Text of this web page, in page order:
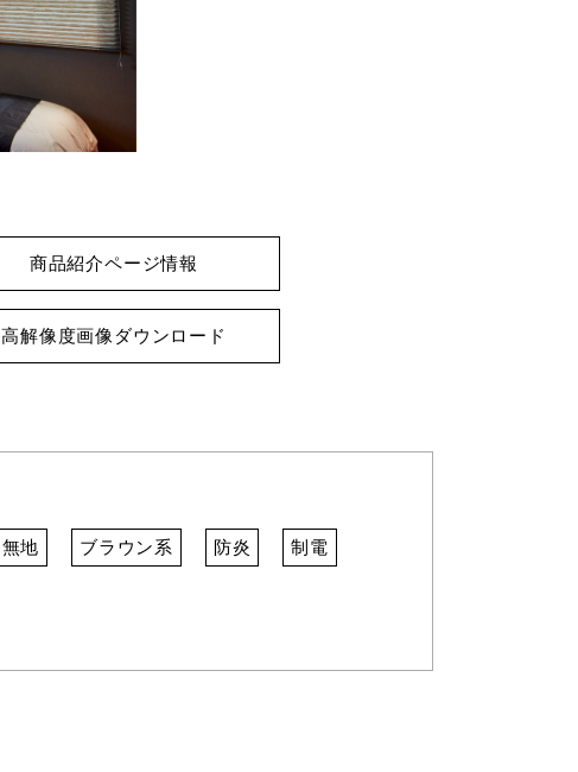
商品紹介ページ情報
高解像度画像ダウンロード
無地 ブラウン系 防炎 制電